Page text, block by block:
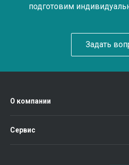
подготовим
Задать
О компании
Сервис